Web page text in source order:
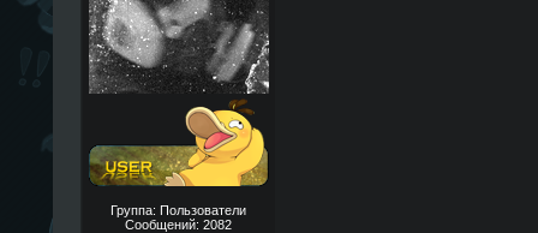
Группа: Пользователи
Сообщений: 2082